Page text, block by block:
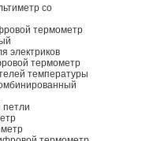
со
термометр
электриков
термометр
температуры
петли